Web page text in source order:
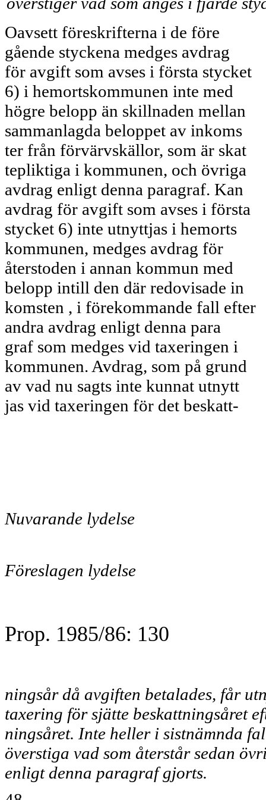
Oavsett föreskrifterna i de före­
gående styckena medges avdrag
för avgift som avses i första stycket
6) i hemortskommunen inte med
högre belopp än skillnaden mellan
sammanlagda beloppet av inkoms­
ter från förvärvskällor, som är skat­
tepliktiga i kommunen, och övriga
avdrag enligt denna paragraf. Kan
avdrag för avgift som avses i första
stycket 6) inte utnyttjas i hemorts­
kommunen, medges avdrag för
återstoden i annan kommun med
belopp intill den där redovisade in­
komsten , i förekommande fall efter
andra avdrag enligt denna para­
graf som medges vid taxeringen i
kommunen. Avdrag, som på grund
av vad nu sagts inte kunnat utnytt­
jas vid taxeringen för det beskatt-
Nuvarande lydelse
Föreslagen lydelse
Prop. 1985/86: 130
ningsår då avgiften betalades, får
taxering för sjätte beskattningsåret
ningsåret. Inte heller i sistnämnda
överstiga vad som återstår sedan
enligt denna paragraf gjorts.